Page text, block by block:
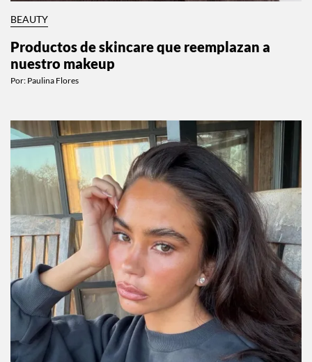
BEAUTY
Productos de skincare que reemplazan a
nuestro makeup
Por: Paulina Flores